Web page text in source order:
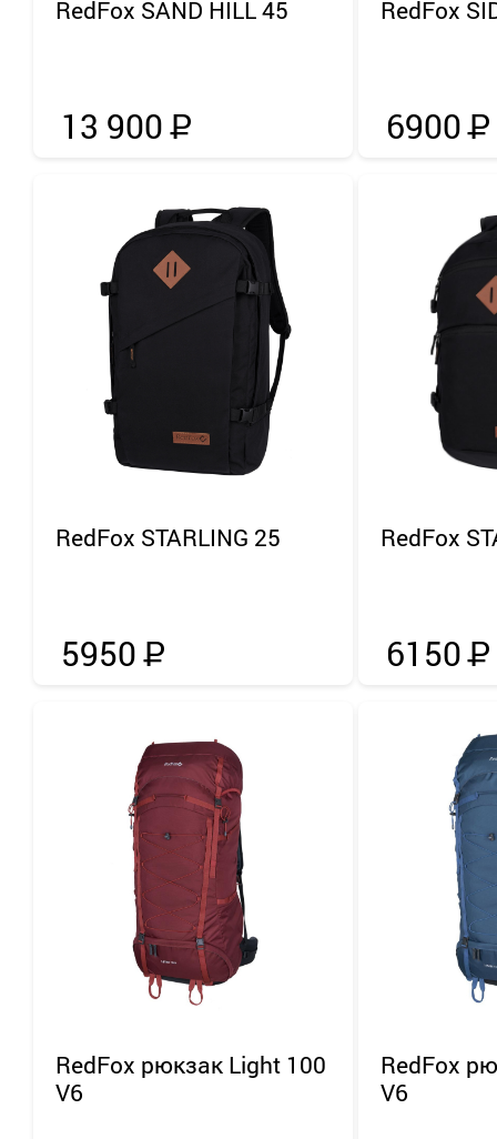
Сбросить
RedFox SAND HILL 45
13 900Р
RedFox
6900Р
RedFox STARLING 25
5950Р
RedFox
6150Р
RedFox рюкзак Light 100
V6
RedFox
V6